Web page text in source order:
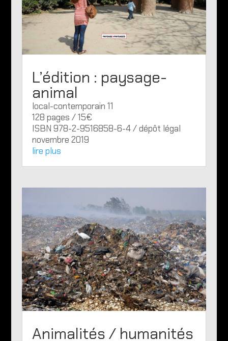
L’édition : paysage-
animal
local-contemporain 11
128 pages / 15€
ISBN 978-2-9516858-6-4 / dépôt légal
novembre 2019
lire plus
Animalités / humanités